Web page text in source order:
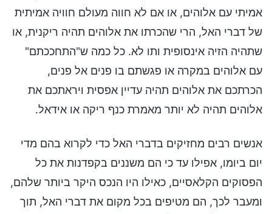
אמיתי עם אלוהים, או אם לא חווה מעולם חוויה אמיתית
של דברי האל, הרי שהכרתו את אלוהים תהיה ריקנית, או
שתהיה הזיה אינסופית ותו לא. כל כמה ש"התחככתם"
עם אלוהים במקרה או פגשתם בו פנים אל פנים,
הכרתכם את אלוהים תהיה עדיין אפסית ויראתכם את
אלוהים תהיה לא יותר מאמרת כנף ריקה או אידאל.
אנשים רבים מחזיקים בדברי האל כדי לקרוא בהם מדי
יום ביומו, אפילו עד כי הם משננים בקפדנות את כל
הפסוקים הקלאסיים, כאילו היו הנכס היקר ביותר שלהם,
ומעבר לכך, הם מטיפים בכל מקום את דברי האל, תוך